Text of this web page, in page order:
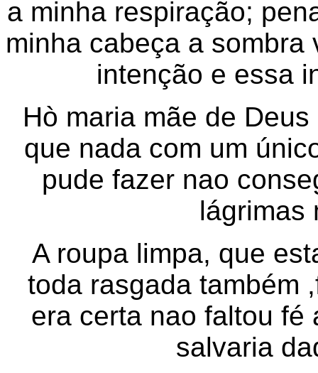
a minha respiração;
minha cabeça a
intenção e essa
Hò maria mãe de
que nada com um
pude fazer nao
lágrimas
A roupa limpa, que
toda rasgada também
era certa nao faltou fé
salvaria